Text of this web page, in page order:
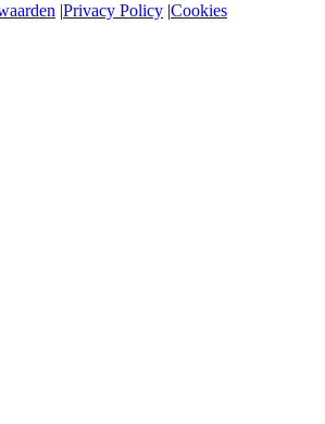
Privacy Policy Cookies